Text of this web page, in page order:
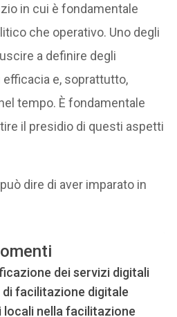
in cui è fondamentale
che operativo. Uno degli
a definire degli
efficacia e, soprattutto,
tempo. È fondamentale
il presidio di questi aspetti
dire di aver imparato in
dei servizi digitali
facilitazione digitale
nella facilitazione